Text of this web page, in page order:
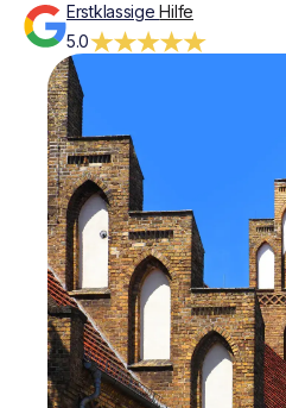
ErstklassigeHilfe
5.0